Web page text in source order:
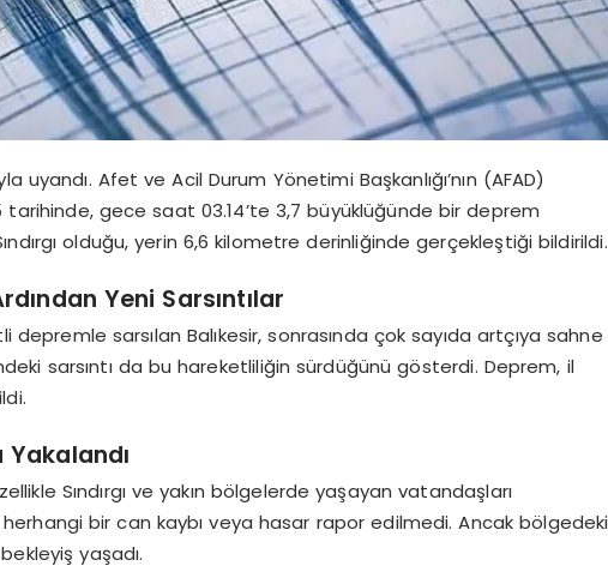
uyandı. Afet ve Acil Durum Yönetimi Başkanlığı’nın (AFAD)
tarihinde, gece saat 03.14’te 3,7 büyüklüğünde bir deprem
olduğu, yerin 6,6 kilometre derinliğinde gerçekleştiği bildirildi.
Yeni Sarsıntılar
depremle sarsılan Balıkesir, sonrasında çok sayıda artçıya sahne
sarsıntı da bu hareketliliğin sürdüğünü gösterdi. Deprem, il
Sındırgı ve yakın bölgelerde yaşayan vatandaşları
herhangi bir can kaybı veya hasar rapor edilmedi. Ancak bölgedeki
yaşadı.